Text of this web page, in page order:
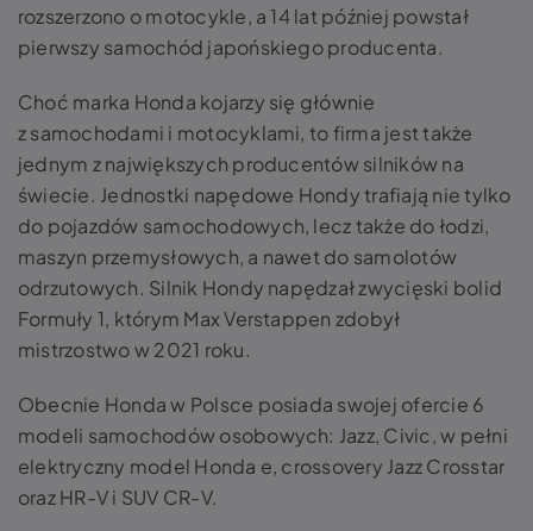
rozszerzono o motocykle, a 14 lat później powstał
pierwszy samochód japońskiego producenta.
Choć marka Honda kojarzy się głównie
z samochodami i motocyklami, to firma jest także
jednym z największych producentów silników na
świecie. Jednostki napędowe Hondy trafiają nie tylko
do pojazdów samochodowych, lecz także do łodzi,
maszyn przemysłowych, a nawet do samolotów
odrzutowych. Silnik Hondy napędzał zwycięski bolid
Formuły 1, którym Max Verstappen zdobył
mistrzostwo w 2021 roku.
Obecnie Honda w Polsce posiada swojej ofercie 6
modeli samochodów osobowych: Jazz, Civic, w pełni
elektryczny model Honda e, crossovery Jazz Crosstar
oraz HR-V i SUV CR-V.